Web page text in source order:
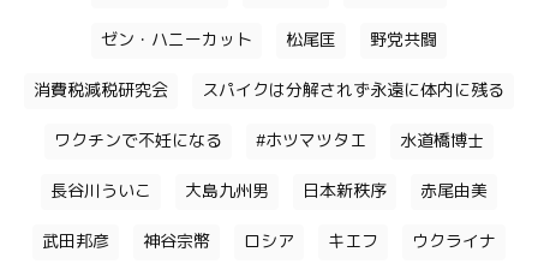
ゼン・ハニーカット 松尾匡 野党共闘
消費税減税研究会 スパイクは分解されず永遠に体内に残る
ワクチンで不妊になる #ホツマツタエ 水道橋博士
長谷川ういこ 大島九州男 日本新秩序 赤尾由美
武田邦彦 神谷宗幣 ロシア キエフ ウクライナ